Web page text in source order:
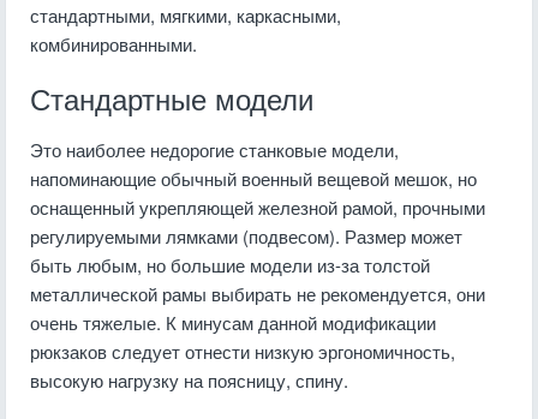
стандартными, мягкими, каркасными,
комбинированными.
Стандартные модели
Это наиболее недорогие станковые модели,
напоминающие обычный военный вещевой мешок, но
оснащенный укрепляющей железной рамой, прочными
регулируемыми лямками (подвесом). Размер может
быть любым, но большие модели из-за толстой
металлической рамы выбирать не рекомендуется, они
очень тяжелые. К минусам данной модификации
рюкзаков следует отнести низкую эргономичность,
высокую нагрузку на поясницу, спину.